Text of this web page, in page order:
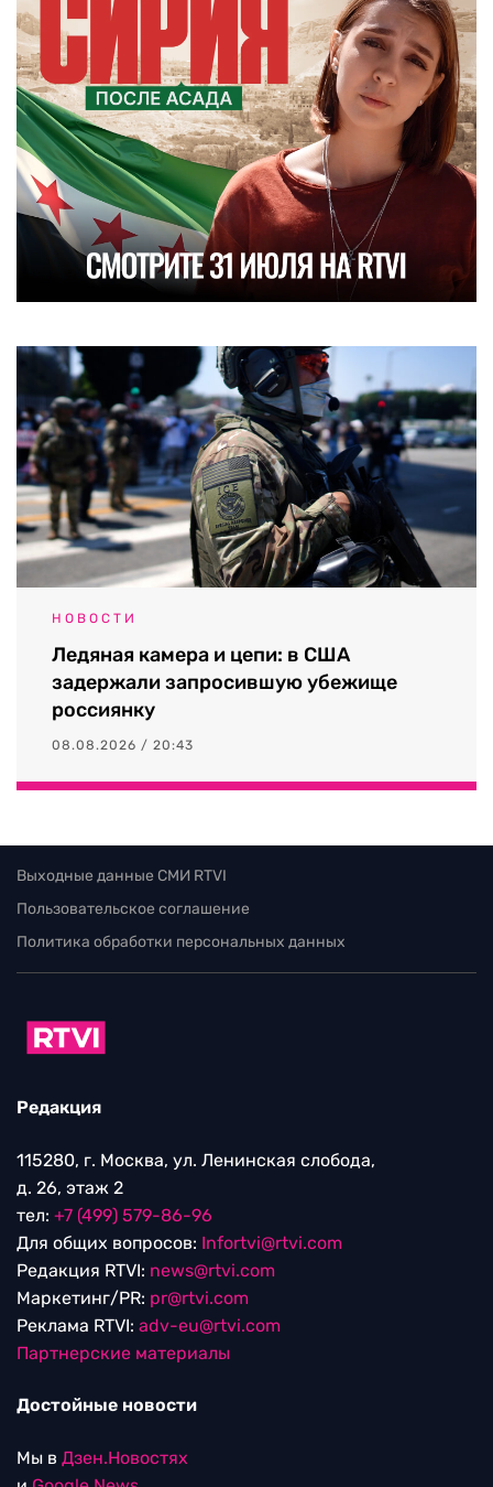
НОВОСТИ
Ледяная камера и цепи: в США
задержали запросившую убежище
россиянку
08.08.2026 / 20:43
Выходные данные СМИ RTVI
Пользовательское соглашение
Политика обработки персональных данных
Редакция
115280, г. Москва, ул. Ленинская слобода,
д. 26, этаж 2
тел: +7 (499) 579-86-96
Для общих вопросов: Infortvi@rtvi.com
Редакция RTVI: news@rtvi.com
Маркетинг/PR: pr@rtvi.com
Реклама RTVI: adv-eu@rtvi.com
Партнерские материалы
Достойные новости
Мы в Дзен.Новостях